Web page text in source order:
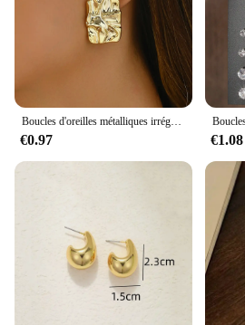
enjoy their beauty without any
you're looking to buy for
these earrings are a smart
continue to delight for years to
Boucles d'oreilles métalliques irrégulières géométriques pliables pour femmes, style minimaliste, bijoux de personnalité, cadeau de bijoux de carillon, document, 2024
€0.97 €1.08